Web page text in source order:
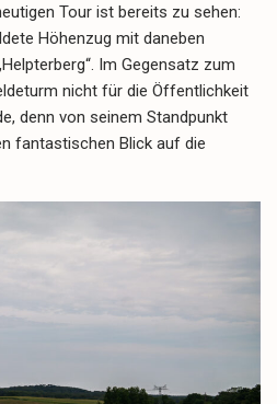
Tour ist bereits zu sehen:
Höhenzug mit daneben
Im Gegensatz zum
nicht für die Öffentlichkeit
denn von seinem Standpunkt
fantastischen Blick auf die